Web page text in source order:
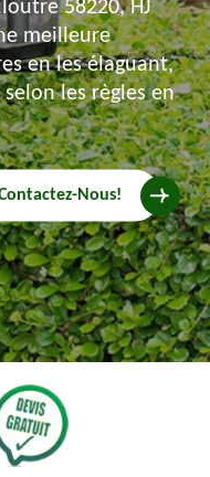
58220, HJ
meilleure
en les élaguant,
les règles en
Nous!